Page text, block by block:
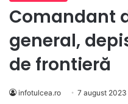
Comandant
general,
de frontieră
infotulcea.ro 7 august 2023